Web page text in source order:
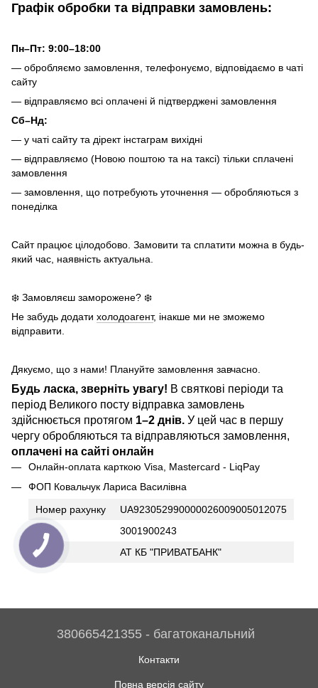
Графік обробки та відправки замовлень:
Пн–Пт: 9:00–18:00
— обробляємо замовлення, телефонуємо, відповідаємо в чаті
сайту
— відправляємо всі оплачені й підтверджені замовлення
Сб–Нд:
— у чаті сайту та дірект інстаграм вихідні
— відправляємо (Новою поштою та на таксі) тільки сплачені
замовлення
— замовлення, що потребують уточнення — обробляються з
понеділка
Сайт працює цілодобово. Замовити та сплатити можна в будь-
який час, наявність актуальна.
❄️ Замовляєш заморожене? ❄️
Не забудь додати холодоагент, інакше ми не зможемо
відправити.
Дякуємо, що з нами! Плануйте замовлення завчасно.
Будь ласка, зверніть увагу! В святкові періоди та
період Великого посту відправка замовлень
здійснюється протягом 1–2 днів. У цей час в першу
чергу обробляються та відправляються замовлення,
оплачені на сайті онлайн
Онлайн-оплата карткою Visa, Mastercard - LiqPay
ФОП Ковальчук Лариса Василівна
Номер рахунку
UA923052990000026009005012075
ІПН
3001900243
Банк
АТ КБ "ПРИВАТБАНК"
380665421355 - багатоканальний
Контакти
Повна версія сайту